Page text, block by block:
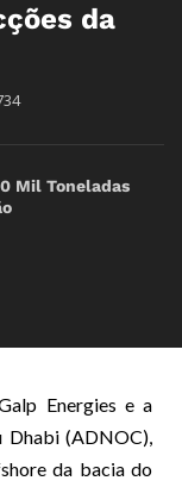
da
Mil Toneladas
Energies e a
Dhabi (ADNOC),
da bacia do